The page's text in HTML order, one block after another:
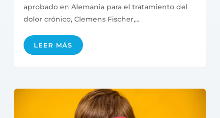
aprobado en Alemania para el tratamiento del
dolor crónico, Clemens Fischer,...
LEER MÁS